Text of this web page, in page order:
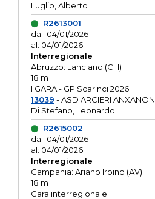
Luglio, Alberto
R2613001
dal: 04/01/2026
al: 04/01/2026
Interregionale
Abruzzo: Lanciano (CH)
18 m
I GARA - GP Scarinci 2026
13039 - ASD ARCIERI ANXANON
Di Stefano, Leonardo
R2615002
dal: 04/01/2026
al: 04/01/2026
Interregionale
Campania: Ariano Irpino (AV)
18 m
Gara interregionale